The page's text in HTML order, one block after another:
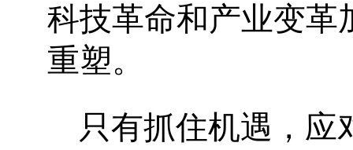
科技革命和产业变革
重塑。
只有抓住机遇，应